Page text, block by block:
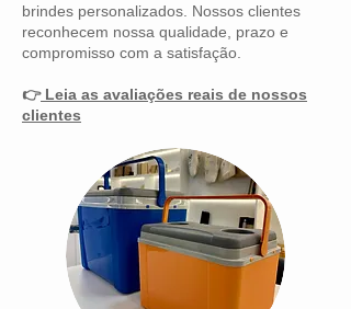
brindes personalizados. Nossos clientes
reconhecem nossa qualidade, prazo e
compromisso com a satisfação.
👉Leia as avaliações reais de nossos
clientes